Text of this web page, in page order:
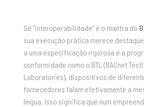
Se “interoperabilidade” é o mantra do
sua execução prática merece
a uma especificação rigorosa e a
conformidade como o BTL (BACnet
Laboratories), dispositivos de
fornecedores falam efetivamente a
língua. Isso significa que num